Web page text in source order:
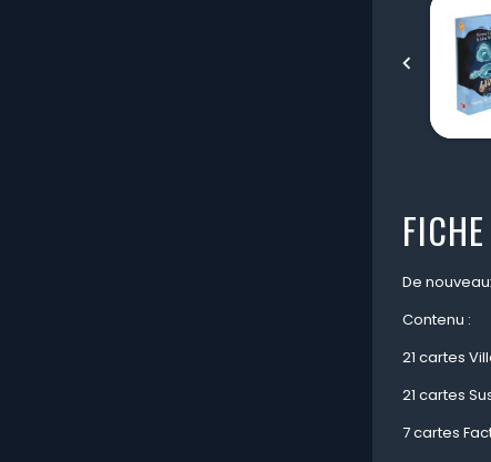

De
Contenu :
21 cartes
21 cartes
7 cartes